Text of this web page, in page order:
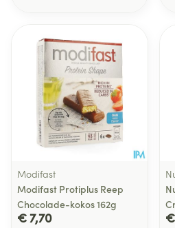
Modifast
Modifast Protiplus Reep
Chocolade-kokos 162g
€ 7,70